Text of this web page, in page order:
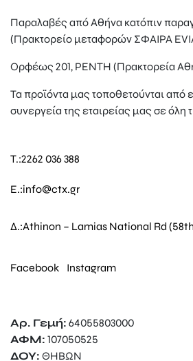
Παραλαβές από Αθήνα κατόπιν
(Πρακτορείο μεταφορών ΣΦΑΙΡΑ
Ορφέως 201, ΡΕΝΤΗ (Πρακτορεία
Τα προϊόντα μας τοποθετούνται από
συνεργεία της εταιρείας μας σε όλη
T.:2262 036 388
E.:info@ctx.gr
Δ.:Athinon – Lamias National Rd
Facebook Instagram
Αρ. Γεμή: 64055803000
ΑΦΜ: 107050525
ΔΟΥ: ΘΗΒΩΝ